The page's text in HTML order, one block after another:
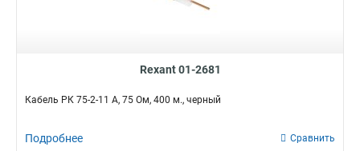
Rexant 01-2681
Кабель РК 75-2-11 А, 75 Ом, 400 м., черный
Подробнее Сравнить